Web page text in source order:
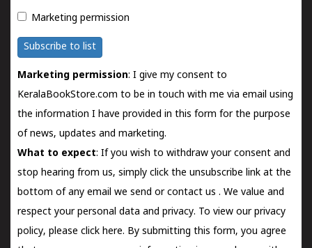
Marketing permission
Subscribe to list
Marketing permission: I give my consent to
KeralaBookStore.com to be in touch with me via email using
the information I have provided in this form for the purpose
of news, updates and marketing.
What to expect: If you wish to withdraw your consent and
stop hearing from us, simply click the unsubscribe link at the
bottom of any email we send orcontact us . We value and
respect your personal data and privacy. To view our privacy
policy, please click here. By submitting this form, you agree